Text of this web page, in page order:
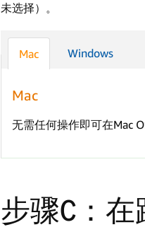
未选择）。
Mac Windows
Mac
无需任何操作即可在Mac
步骤C：